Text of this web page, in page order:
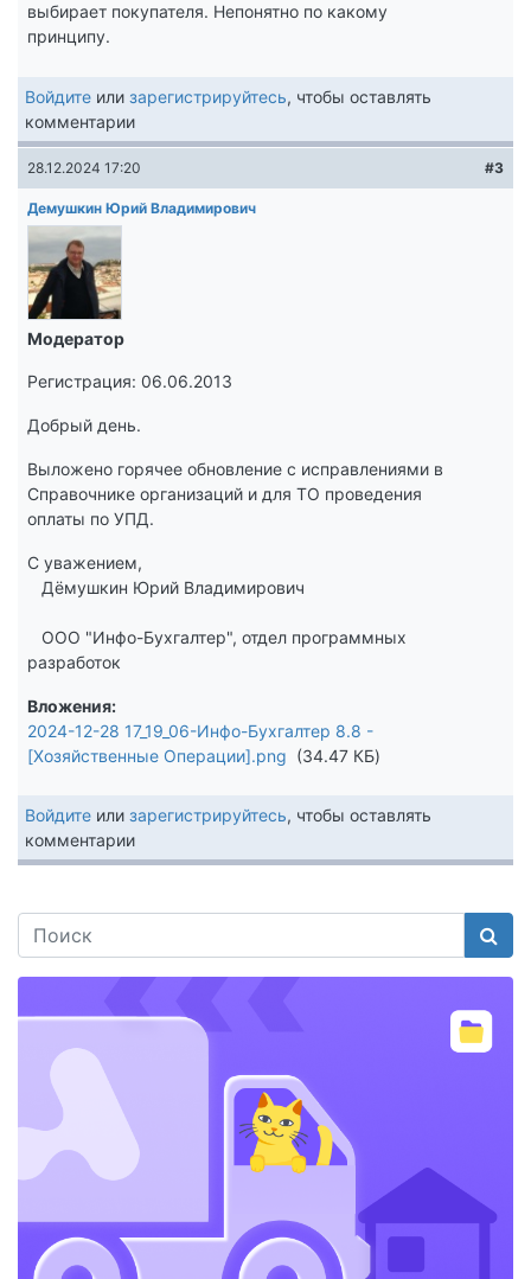
выбирает покупателя. Непонятно по какому
принципу.
Войдите или зарегистрируйтесь, чтобы оставлять
комментарии
28.12.2024 17:20 #3
Демушкин Юрий Владимирович
Модератор
Регистрация: 06.06.2013
Добрый день.
Выложено горячее обновление с исправлениями в
Справочнике организаций и для ТО проведения
оплаты по УПД.
С уважением,
Дёмушкин Юрий Владимирович
ООО "Инфо-Бухгалтер", отдел программных
разработок
Вложения
2024-12-28 17_19_06-Инфо-Бухгалтер 8.8 -
[Хозяйственные Операции].png
34.47 КБ
Войдите или зарегистрируйтесь, чтобы оставлять
комментарии